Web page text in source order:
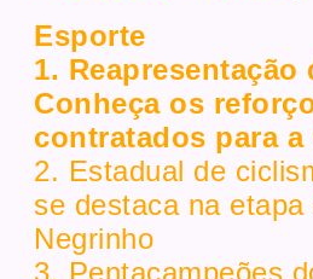
Esporte
1. Reapresentação
Conheça os
contratados para a
2. Estadual de
se destaca na etapa
Negrinho
3. Pentacampeões